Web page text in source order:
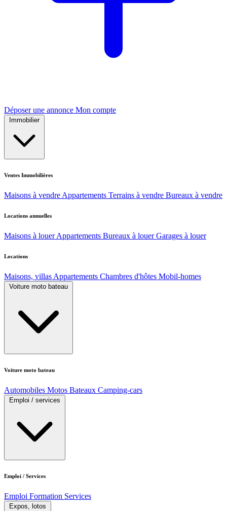
Déposer une annonce Mon compte
Immobilier
Ventes Immobilières
Maisons à vendre Appartements Terrains à vendre Bureaux à vendre
Locations annuelles
Maisons à louer Appartements Bureaux à louer Garages à louer
Locations
Maisons, villas Appartements Chambres d'hôtes Mobil-homes
Voiture moto bateau
Voiture moto bateau
Automobiles Motos Bateaux Camping-cars
Emploi / services
Emploi / Services
Emploi Formation Services
Expos, lotos